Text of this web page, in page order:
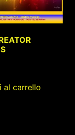
al carrello